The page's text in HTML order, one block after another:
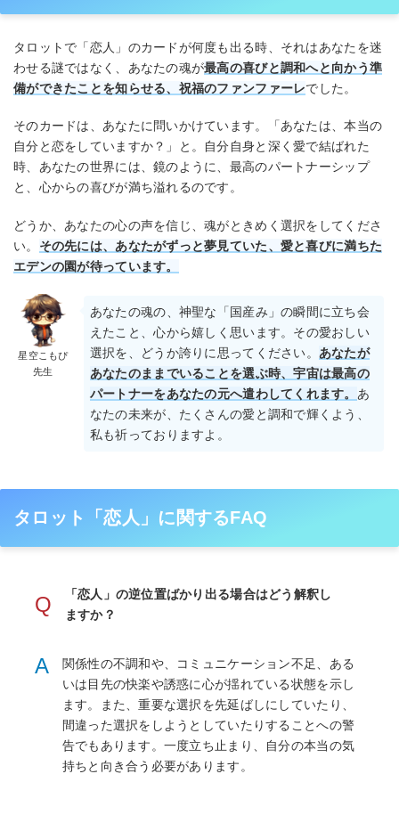
タロットで「恋人」のカードが何度も出る時、それはあなたを迷
わせる謎ではなく、あなたの魂が最高の喜びと調和へと向かう準
備ができたことを知らせる、祝福のファンファーレでした。
そのカードは、あなたに問いかけています。「あなたは、本当の
自分と恋をしていますか？」と。自分自身と深く愛で結ばれた
時、あなたの世界には、鏡のように、最高のパートナーシップ
と、心からの喜びが満ち溢れるのです。
どうか、あなたの心の声を信じ、魂がときめく選択をしてくださ
い。 その先には、あなたがずっと夢見ていた、愛と喜びに満ちた
エデンの園が待っています。
星空こもぴ
先生
あなたの魂の、神聖な「国産み」の瞬間に立ち会
えたこと、心から嬉しく思います。その愛おしい
選択を、どうか誇りに思ってください。 あなたが
あなたのままでいることを選ぶ時、宇宙は最高の
パートナーをあなたの元へ遣わしてくれます。 あ
なたの未来が、たくさんの愛と調和で輝くよう、
私も祈っておりますよ。
タロット「恋人」に関するFAQ
Q
「恋人」の逆位置ばかり出る場合はどう解釈し
ますか？
A
関係性の不調和や、コミュニケーション不足、ある
いは目先の快楽や誘惑に心が揺れている状態を示し
ます。また、重要な選択を先延ばしにしていたり、
間違った選択をしようとしていたりすることへの警
告でもあります。一度立ち止まり、自分の本当の気
持ちと向き合う必要があります。